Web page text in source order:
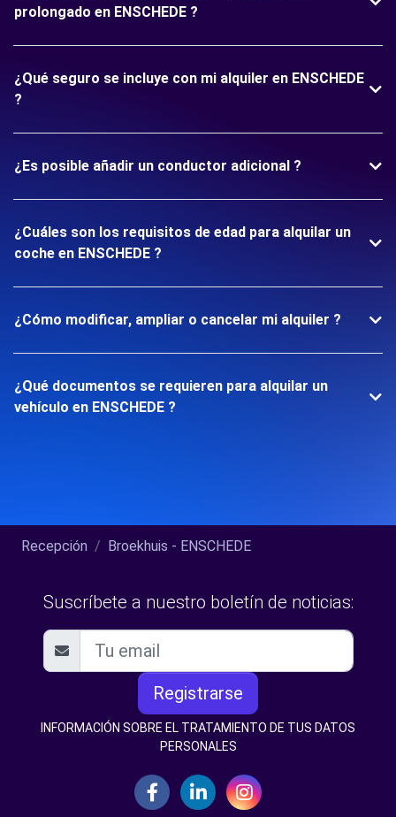
prolongado en ENSCHEDE ?
¿Qué seguro se incluye con mi alquiler en ENSCHEDE
?
¿Es posible añadir un conductor adicional ?
¿Cuáles son los requisitos de edad para alquilar un
coche en ENSCHEDE ?
¿Cómo modificar, ampliar o cancelar mi alquiler ?
¿Qué documentos se requieren para alquilar un
vehículo en ENSCHEDE ?
Recepción Broekhuis - ENSCHEDE
Suscríbete a nuestro boletín de noticias:
Registrarse
INFORMACIÓN SOBRE EL TRATAMIENTO DE TUS DATOS
PERSONALES